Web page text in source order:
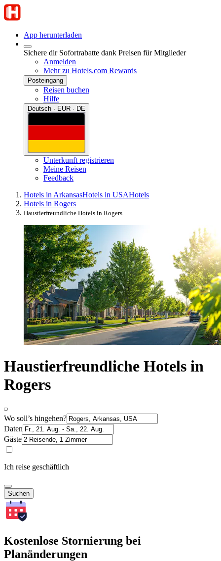
App herunterladen
Sichere dir Sofortrabatte dank Preisen für Mitglieder
Anmelden
Mehr zu Hotels.com Rewards
Posteingang
Reisen buchen
Hilfe
Deutsch · EUR · DE
Unterkunft registrieren
Meine Reisen
Feedback
Hotels in ArkansasHotels in USAHotels
Hotels in Rogers
Haustierfreundliche Hotels in Rogers
Haustierfreundliche Hotels in
Rogers
Wo soll’s hingehen?
Daten
Gäste
Ich reise geschäftlich
Suchen
Kostenlose Stornierung bei
Planänderungen